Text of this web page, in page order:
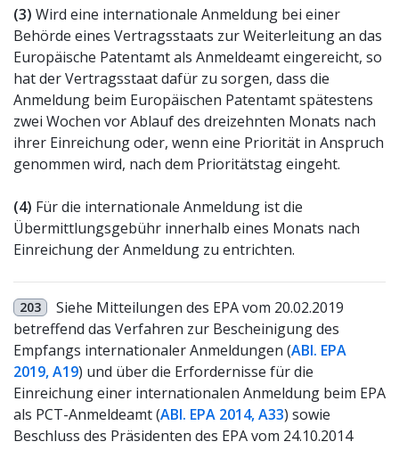
(3) Wird eine internationale Anmeldung bei einer
Behörde eines Vertragsstaats zur Weiterleitung an das
Europäische Patentamt als Anmeldeamt eingereicht, so
hat der Vertragsstaat dafür zu sorgen, dass die
Anmeldung beim Europäischen Patentamt spätestens
zwei Wochen vor Ablauf des dreizehnten Monats nach
ihrer Einreichung oder, wenn eine Priorität in Anspruch
genommen wird, nach dem Prioritätstag eingeht.
(4) Für die internationale Anmeldung ist die
Übermittlungsgebühr innerhalb eines Monats nach
Einreichung der Anmeldung zu entrichten.
203
Siehe Mitteilungen des EPA vom 20.02.2019
betreffend das Verfahren zur Bescheinigung des
Empfangs internationaler Anmeldungen (ABl. EPA
2019, A19) und über die Erfordernisse für die
Einreichung einer internationalen Anmeldung beim EPA
als PCT-Anmeldeamt (ABl. EPA 2014, A33) sowie
Beschluss des Präsidenten des EPA vom 24.10.2014